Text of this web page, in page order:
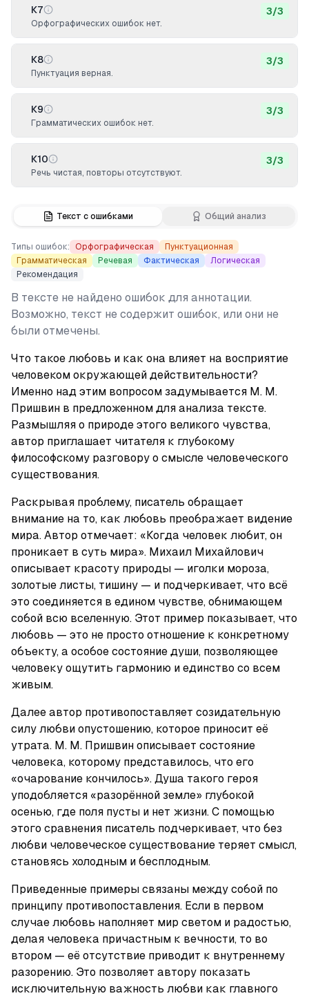
Текст с ошибками Общий анализ
Типы ошибок: Орфографическая
Пунктуационная
Грамматическая
Речевая Фактическая
Логическая
Рекомендация
В тексте не найдено ошибок для аннотации.
Возможно, текст не содержит ошибок, или они не
были отмечены.
Что такое любовь и как она влияет на восприятие
человеком окружающей действительности?
Именно над этим вопросом задумывается М. М.
Пришвин в предложенном для анализа тексте.
Размышляя о природе этого великого чувства,
автор приглашает читателя к глубокому
философскому разговору о смысле человеческого
существования.
Раскрывая проблему, писатель обращает
внимание на то, как любовь преображает видение
мира. Автор отмечает: «Когда человек любит, он
проникает в суть мира». Михаил Михайлович
описывает красоту природы — иголки мороза,
золотые листы, тишину — и подчеркивает, что всё
это соединяется в едином чувстве, обнимающем
собой всю вселенную. Этот пример показывает, что
любовь — это не просто отношение к конкретному
объекту, а особое состояние души, позволяющее
человеку ощутить гармонию и единство со всем
живым.
Далее автор противопоставляет созидательную
силу любви опустошению, которое приносит её
утрата. М. М. Пришвин описывает состояние
человека, которому представилось, что его
«очарование кончилось». Душа такого героя
уподобляется «разорённой земле» глубокой
осенью, где поля пусты и нет жизни. С помощью
этого сравнения писатель подчеркивает, что без
любви человеческое существование теряет смысл,
становясь холодным и бесплодным.
Приведенные примеры связаны между собой по
принципу противопоставления. Если в первом
случае любовь наполняет мир светом и радостью,
делая человека причастным к вечности, то во
втором — её отсутствие приводит к внутреннему
разорению. Это позволяет автору показать
исключительную важность любви как главного
К7
Орфографических ошибок нет.
3/3
К8
Пунктуация верная.
3/3
К9
Грамматических ошибок нет.
3/3
К10
Речь чистая, повторы отсутствуют.
3/3